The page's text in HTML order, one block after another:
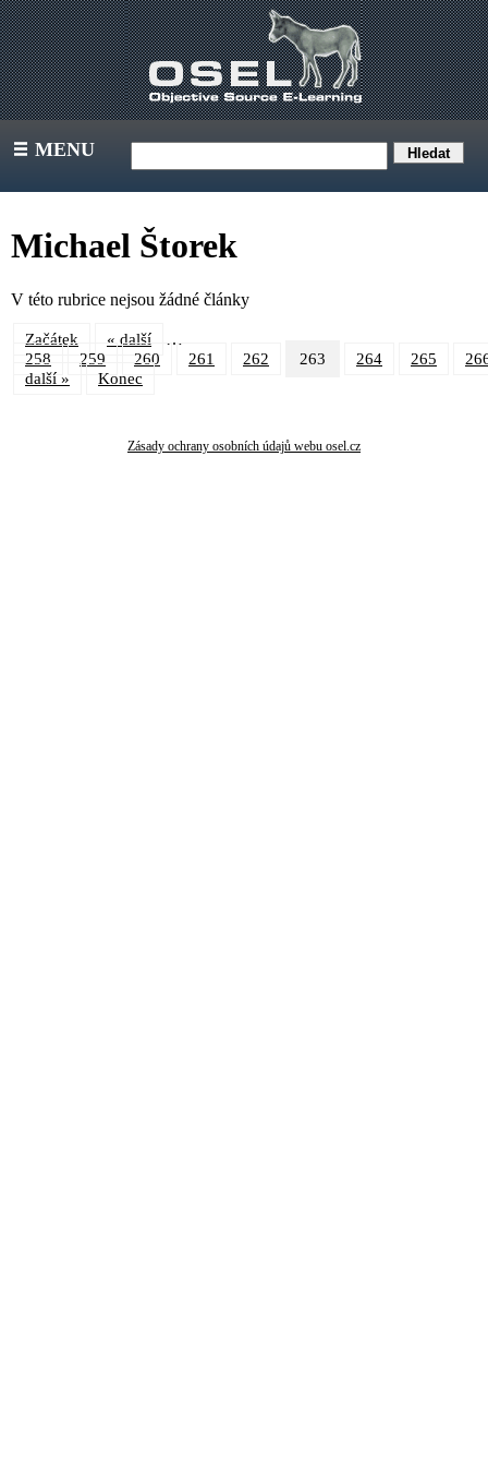
III MENU
Michael Štorek
V této rubrice nejsou žádné články
Začátek « další …
258 259 260 261 262 263 264 265
další »
Konec
Zásady ochrany osobních údajů webu osel.cz